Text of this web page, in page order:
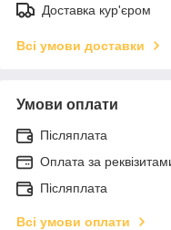
Доставка кур'єром
Всі умови доставки
Умови оплати
Післяплата
Оплата за
Післяплата
Всі умови оплати